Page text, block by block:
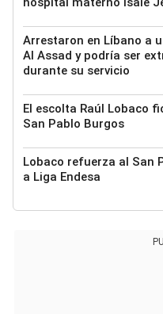
Arrestaron en Líbano a
Al Assad y podría ser
durante su servicio
El escolta Raúl Lobaco
San Pablo Burgos
Lobaco refuerza al San
a Liga Endesa